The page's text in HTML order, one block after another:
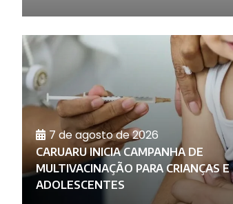
7 de agosto de 2026
CARUARU INICIA CAMPANHA DE
MULTIVACINAÇÃO PARA CRIANÇAS E
ADOLESCENTES